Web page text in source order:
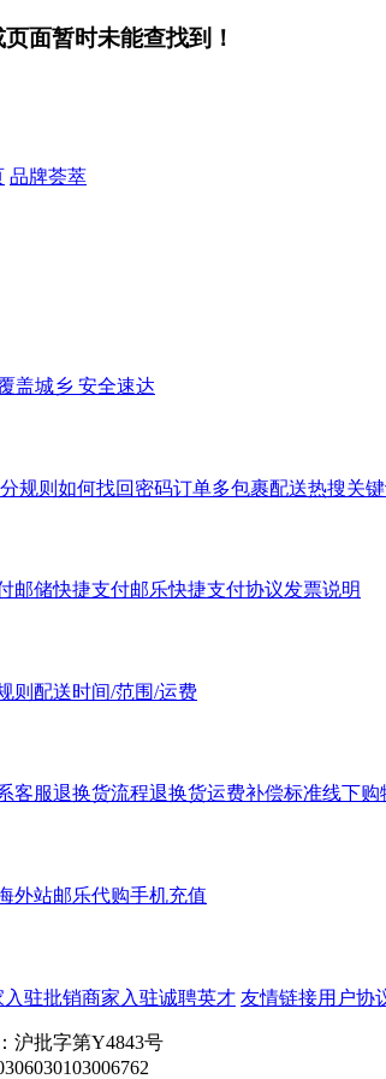
面暂时未能查找到！
品牌荟萃
盖城乡 安全速达
规则 如何找回密码订单多包裹配送热搜关
邮储快捷支付邮乐快捷支付协议发票说明
则 配送时间/范围/运费
客服退换货流程退换货运费补偿标准线下购
外站邮乐代购手机充值
入驻批销商家入驻诚聘英才 友情链接用户协
沪批字第Y4843号